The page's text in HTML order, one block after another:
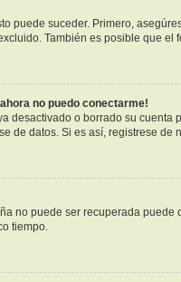
puede suceder. Primero,
También es posible que
no puedo conectarme!
desactivado o borrado su
de datos. Si es así, registrese de
no puede ser recuperada
tiempo.